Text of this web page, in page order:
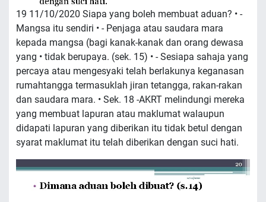
19 11/10/2020 Siapa yang boleh membuat aduan? • -
Mangsa itu sendiri • - Penjaga atau saudara mara
kepada mangsa (bagi kanak-kanak dan orang dewasa
yang • tidak berupaya. (sek. 15) • - Sesiapa sahaja yang
percaya atau mengesyaki telah berlakunya keganasan
rumahtangga termasuklah jiran tetangga, rakan-rakan
dan saudara mara. • Sek. 18 -AKRT melindungi mereka
yang membuat lapuran atau maklumat walaupun
didapati lapuran yang diberikan itu tidak betul dengan
syarat maklumat itu telah diberikan dengan suci hati.